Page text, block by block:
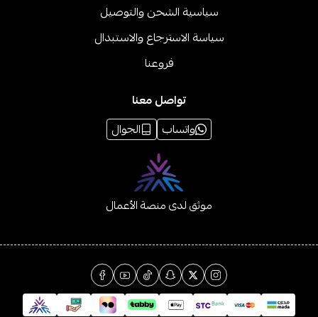
سياسية الشحن والتوصيل
سياسة الاسترجاع والاستبدال
فروعنا
تواصل معنا
واتساب
الجوال
موثق لدى منصة الأعمال